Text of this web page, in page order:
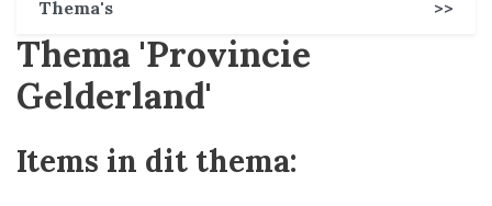
Thema's >>
Thema 'Provincie
Gelderland'
Items in dit thema: